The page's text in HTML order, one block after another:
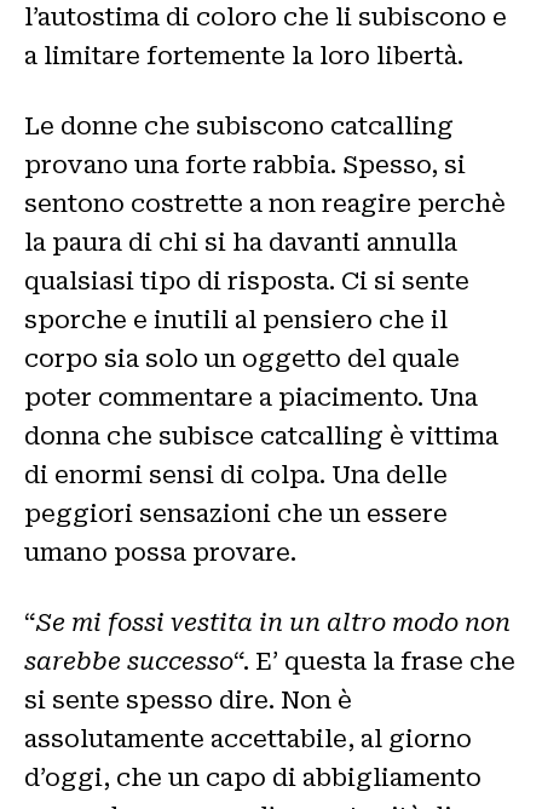
l’autostima di coloro che li subiscono e
a limitare fortemente la loro libertà.
Le donne che subiscono catcalling
provano una forte rabbia. Spesso, si
sentono costrette a non reagire perchè
la paura di chi si ha davanti annulla
qualsiasi tipo di risposta. Ci si sente
sporche e inutili al pensiero che il
corpo sia solo un oggetto del quale
poter commentare a piacimento. Una
donna che subisce catcalling è vittima
di enormi sensi di colpa. Una delle
peggiori sensazioni che un essere
umano possa provare.
“Se mi fossi vestita in un altro modo non
sarebbe successo“. E’ questa la frase che
si sente spesso dire. Non è
assolutamente accettabile, al giorno
d’oggi, che un capo di abbigliamento